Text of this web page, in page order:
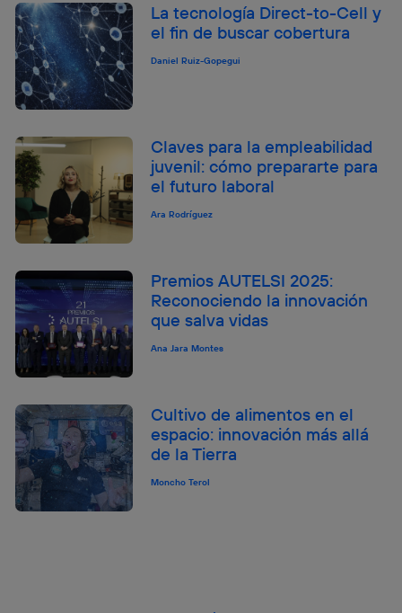
La tecnología Direct-to-Cell y
el fin de buscar cobertura
Daniel Ruiz-Gopegui
Claves para la empleabilidad
juvenil: cómo prepararte para
el futuro laboral
Ara Rodríguez
Premios AUTELSI 2025:
Reconociendo la innovación
que salva vidas
Ana Jara Montes
Cultivo de alimentos en el
espacio: innovación más allá
de la Tierra
Moncho Terol